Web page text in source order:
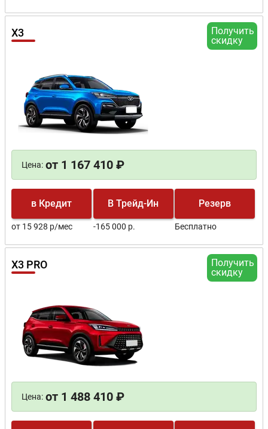
Получить
скидку
X3
Цена: от 1 167 410 ₽
в Кредит
от 15 928 р/мес
В Трейд-Ин
-165 000 р.
Резерв
Бесплатно
Получить
скидку
X3 PRO
Цена: от 1 488 410 ₽